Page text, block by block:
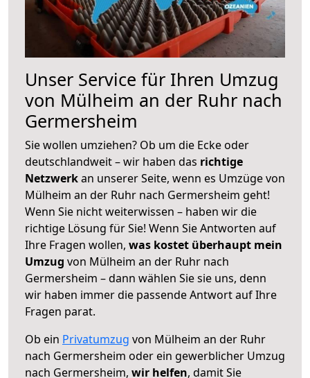
Unser Service für Ihren Umzug
von Mülheim an der Ruhr nach
Germersheim
Sie wollen umziehen? Ob um die Ecke oder
deutschlandweit – wir haben das richtige
Netzwerkan unserer Seite, wenn es Umzüge von
Mülheim an der Ruhr nach Germersheim geht!
Wenn Sie nicht weiterwissen – haben wir die
richtige Lösung für Sie! Wenn Sie Antworten auf
Ihre Fragen wollen, was kostet überhaupt mein
Umzug von Mülheim an der Ruhr nach
Germersheim – dann wählen Sie sie uns, denn
wir haben immer die passende Antwort auf Ihre
Fragen parat.
Ob ein Privatumzug von Mülheim an der Ruhr
nach Germersheim oder ein gewerblicher Umzug
nach Germersheim, wir helfen, damit Sie